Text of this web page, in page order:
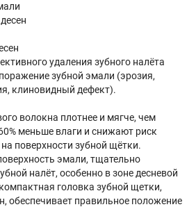
удаления зубного налёта
зубной эмали (эрозия,
клиновидный дефект).
волокна плотнее и мягче, чем
меньше влаги и снижают риск
поверхности зубной щётки.
эмали, тщательно
налёт, особенно в зоне десневой
головка зубной щетки,
обеспечивает правильное положение